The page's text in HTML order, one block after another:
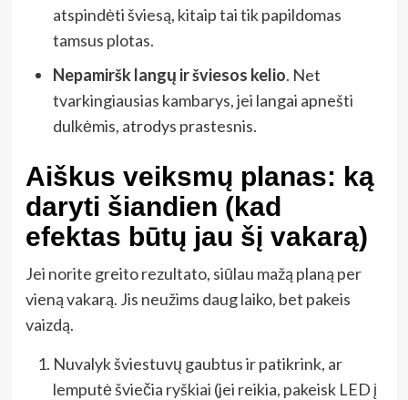
atspindėti šviesą, kitaip tai tik papildomas
tamsus plotas.
Nepamiršk langų ir šviesos kelio. Net
tvarkingiausias kambarys, jei langai apnešti
dulkėmis, atrodys prastesnis.
Aiškus veiksmų planas: ką
daryti šiandien (kad
efektas būtų jau šį vakarą)
Jei norite greito rezultato, siūlau mažą planą per
vieną vakarą. Jis neužims daug laiko, bet pakeis
vaizdą.
Nuvalyk šviestuvų gaubtus ir patikrink, ar
lemputė šviečia ryškiai (jei reikia, pakeisk LED į